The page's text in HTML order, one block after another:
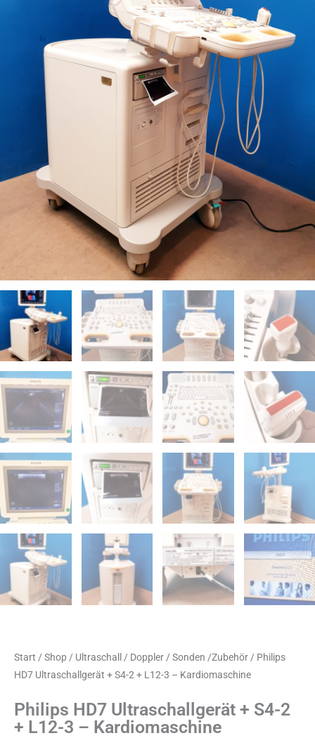
Start / Shop / Ultraschall / Doppler / Sonden /Zubehör / Philips
HD7 Ultraschallgerät + S4-2 + L12-3 – Kardiomaschine
Philips HD7 Ultraschallgerät + S4-2
+ L12-3 – Kardiomaschine